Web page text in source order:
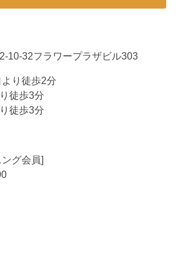
10-32フラワープラザビル303
り徒歩2分
徒歩3分
徒歩3分
グ会員]